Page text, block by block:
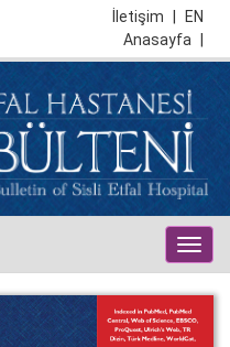
EN
İletişim
Anasayfa